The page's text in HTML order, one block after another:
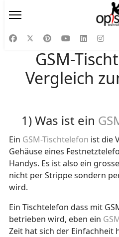
GSM-
Vergleich
1) Was ist ein
Ein GSM-Tischtelefon ist die
Gehäuse eines
Handys. Es ist also ein
nicht per Strippe sondern
wird.
Ein Tischtelefon dass mit
betrieben wird, eben ein
Zeit hat sich der Einfachheit